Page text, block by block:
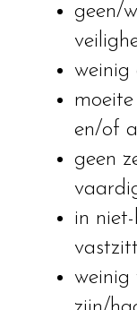
geen/
weinig
en/of
geen
in
weinig